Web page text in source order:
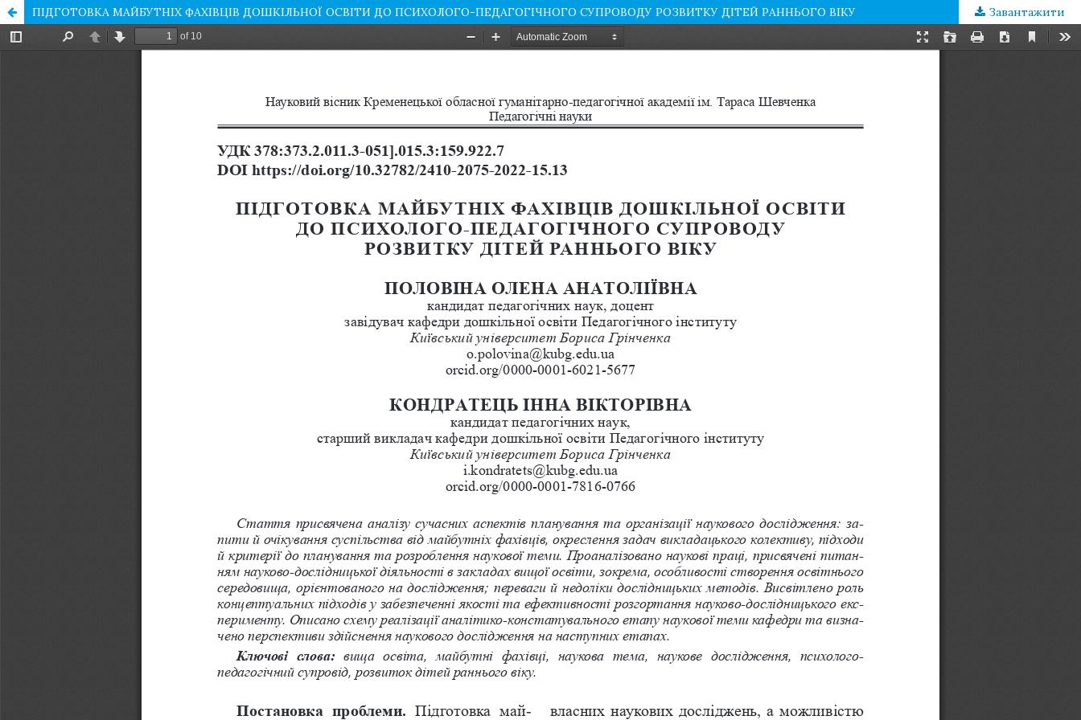
ПІДГОТОВКА МАЙБУТНІХ ФАХІВЦІВ ДОШКІЛЬНОЇ ОСВІТИ ДО ПCИХОЛОГО-ПЕДАГОГІЧНОГО СУПРОВОДУ РОЗВИТКУ ДІТЕЙ РАННЬОГО ВІКУ Завантажити